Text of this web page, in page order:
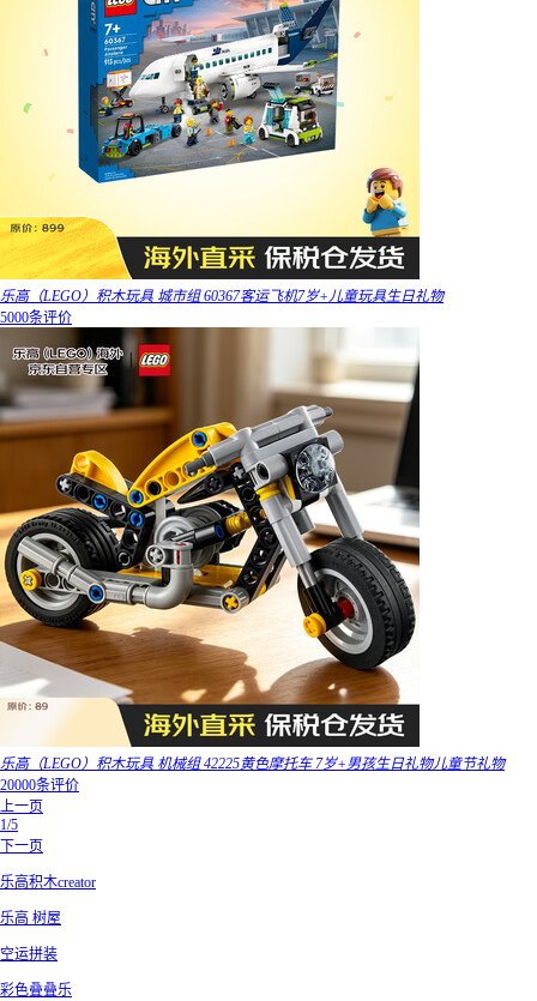
乐高（LEGO）积木玩具 城市组 60367客运飞机7岁+儿童玩具生日礼物
5000条评价
乐高（LEGO）积木玩具 机械组 42225黄色摩托车 7岁+男孩生日礼物儿童节礼物
20000条评价
上一页
1/5
下一页
乐高积木creator
乐高 树屋
空运拼装
彩色叠叠乐